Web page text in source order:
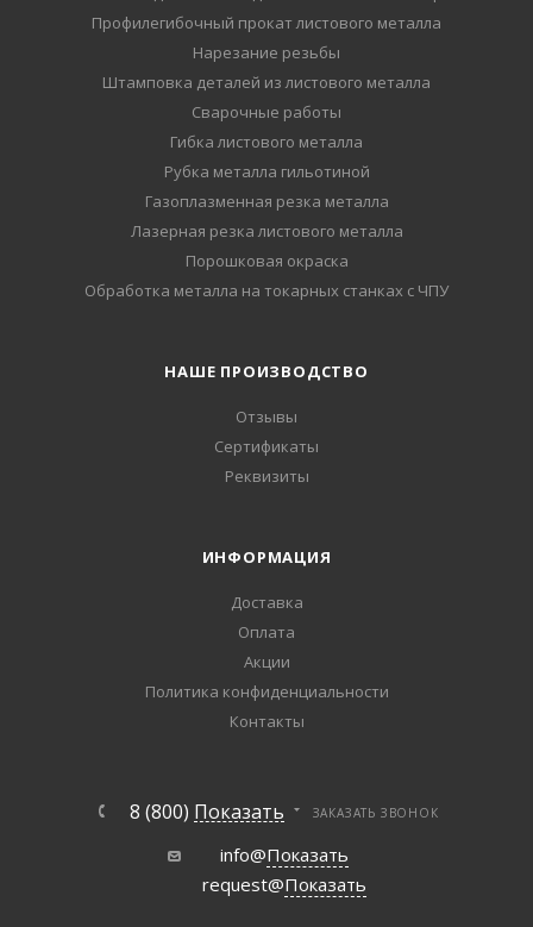
Профилегибочный прокат листового металла
Нарезание резьбы
Штамповка деталей из листового металла
Сварочные работы
Гибка листового металла
Рубка металла гильотиной
Газоплазменная резка металла
Лазерная резка листового металла
Порошковая окраска
Обработка металла на токарных станках с ЧПУ
НАШЕ ПРОИЗВОДСТВО
Отзывы
Сертификаты
Реквизиты
ИНФОРМАЦИЯ
Доставка
Оплата
Акции
Политика конфиденциальности
Контакты
8 (800) Показать ЗАКАЗАТЬ ЗВОНОК
info@Показать
request@Показать